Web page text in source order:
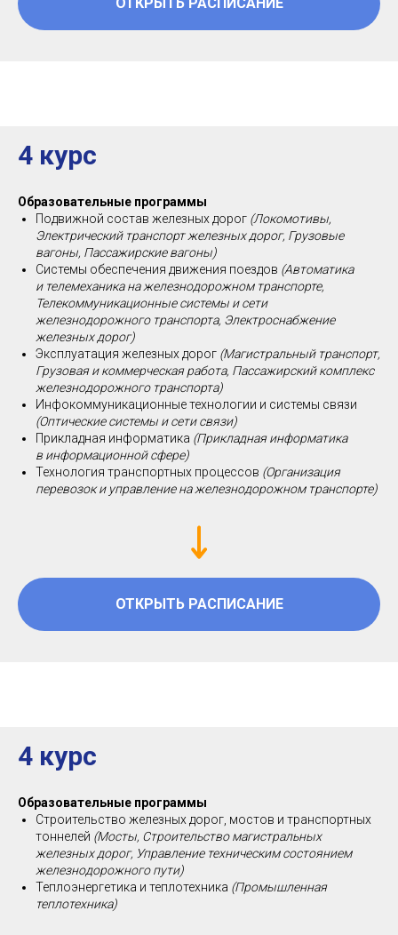
4 курс
Образовательные программы
Подвижной состав железных дорог (Локомотивы,
Электрический транспорт железных дорог, Грузовые
вагоны, Пассажирские вагоны)
Системы обеспечения движения поездов (Автоматика
и телемеханика на железнодорожном транспорте,
Телекоммуникационные системы и сети
железнодорожного транспорта, Электроснабжение
железных дорог)
Эксплуатация железных дорог (Магистральный транспорт,
Грузовая и коммерческая работа, Пассажирский комплекс
железнодорожного транспорта)
Инфокоммуникационные технологии и системы связи
(Оптические системы и сети связи)
Прикладная информатика (Прикладная информатика
в информационной сфере)
Технология транспортных процессов (Организация
перевозок и управление на железнодорожном транспорте)
ОТКРЫТЬ РАСПИСАНИЕ
4 курс
Образовательные программы
Строительство железных дорог, мостов и транспортных
тоннелей (Мосты, Строительство магистральных
железных дорог, Управление техническим состоянием
железнодорожного пути)
Теплоэнергетика и теплотехника (Промышленная
теплотехника)